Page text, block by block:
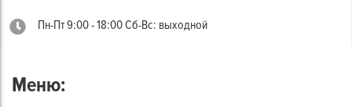
Пн-Пт 9:00 - 18:00 Сб-Вс: выходной
Меню: